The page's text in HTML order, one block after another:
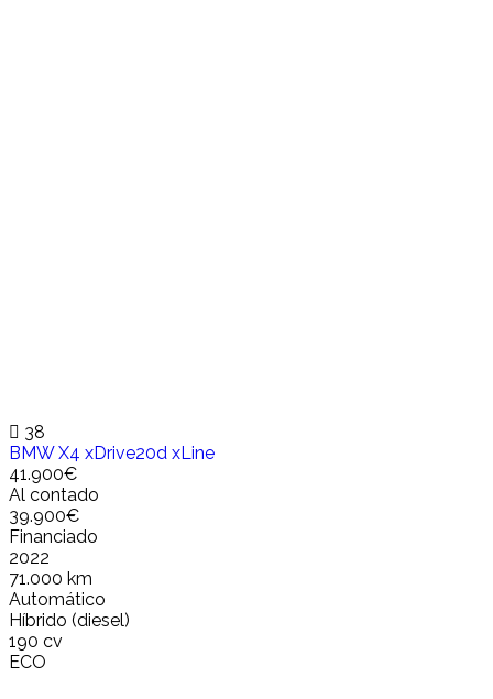
38
BMW X4 xDrive20d xLine
41.900€
Al contado
39.900€
Financiado
2022
71.000 km
Automático
Híbrido (diesel)
190 cv
ECO